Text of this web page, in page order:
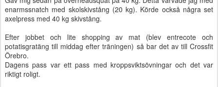
enarmssnatch med skolskivstång (20 kg). Körde också några set
axelpress med 40 kg skivstång.
Efter jobbet och lite shopping av mat (blev entrecote och
potatisgratäng till middag efter träningen) så bar det av till Crossfit
Örebro.
Dagens pass var ett pass med kroppsviktsövningar och det var
riktigt roligt.